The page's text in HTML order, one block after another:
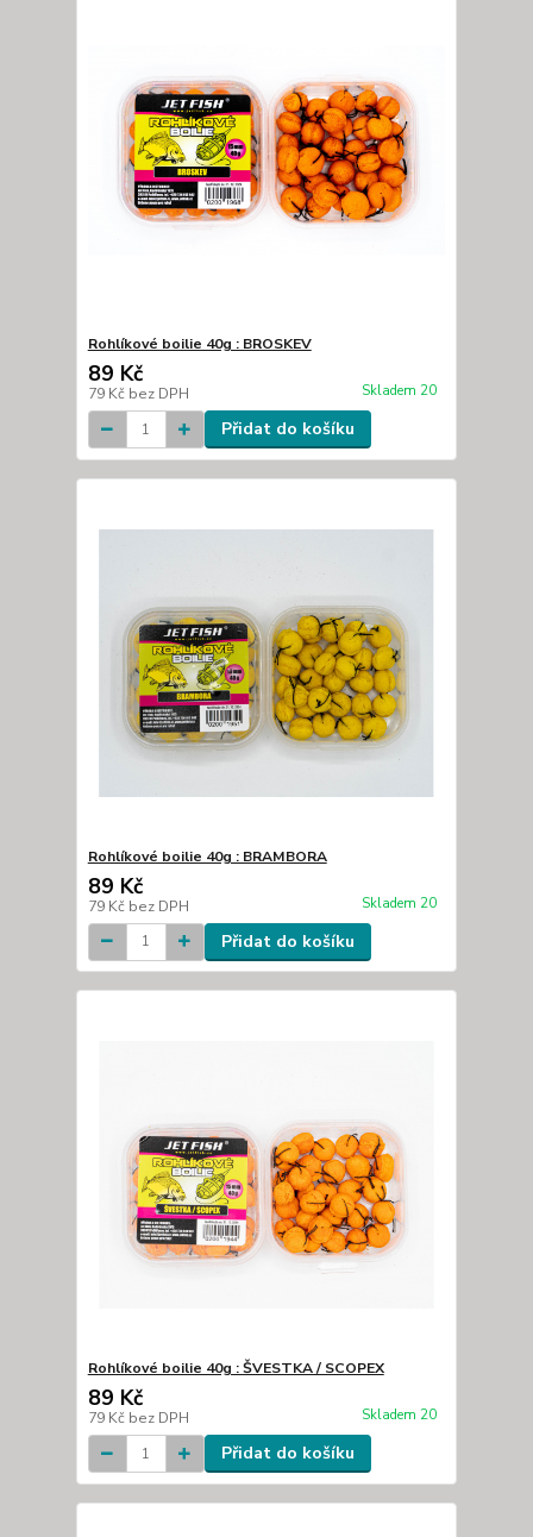
Rohlíkové boilie 40g : BROSKEV
89 Kč
79 Kč bez DPH Skladem 20
Přidat do košíku
Rohlíkové boilie 40g : BRAMBORA
89 Kč
79 Kč bez DPH Skladem 20
Přidat do košíku
Rohlíkové boilie 40g : ŠVESTKA / SCOPEX
89 Kč
79 Kč bez DPH Skladem 20
Přidat do košíku